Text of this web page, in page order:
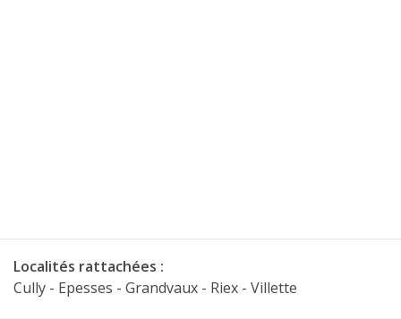
Localités rattachées :
Cully - Epesses - Grandvaux - Riex - Villette